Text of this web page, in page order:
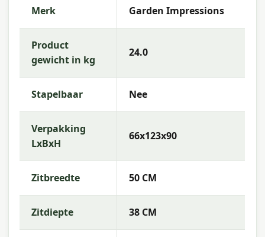
Merk Garden Impressions
Product
gewicht in kg
24.0
Stapelbaar Nee
Verpakking
LxBxH
66x123x90
Zitbreedte 50 CM
Zitdiepte 38 CM